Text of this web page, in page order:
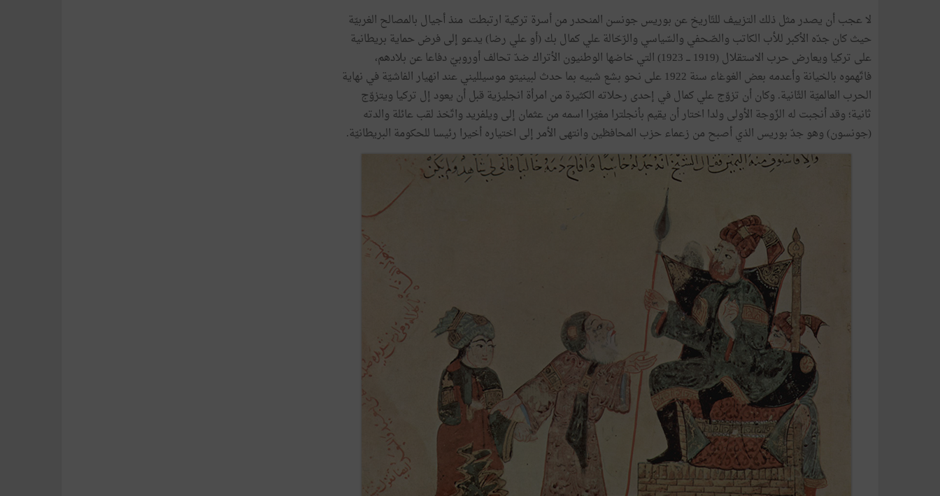
لا عجب أن يصدر مثل ذلك التزييف للتّاريخ عن بوريس جونسن المنحدر من أسرة تركية ارتبطت منذ أجيال بالمصالح الغربيّة
حيث كان جدّه الأكبر للأب الكاتب والصّحفي والسّياسي والرّحّالة علي كمال بك (أو علي رضا) يدعو إلى فرض حماية بريطانية
على تركيا ويعارض حرب الاستقلال (1919 ـــ 1923) التي خاضها الوطنيون الأتراك ضدّ تحالف أوروبيّ دفاعا عن بلادهم،
فاتّهموه بالخيانة وأعدمه بعض الغوغاء سنة 1922 على نحو بشع شبيه بما حدث لبينيتو موسيلليني عند انهيار الفاشيّة في نهاية
الحرب العالميّة الثّانية. وكان أن تزوّج علي كمال في إحدى رحلاته الكثيرة من امرأة انجليزية قبل أن يعود إل تركيا ويتزوّج
ثانية؛ وقد أنجبت له الزّوجة الأولى ولدا اختار أن يقيم بأنجلترا مغيّرا اسمه من عثمان إلى ويلفريد واتّخذ لقب عائلة والدته
(جونسون) وهو جدّ بوريس الذي أصبح من زعماء حزب المحافظين وانتهى الأمر إلى اختياره أخيرا رئيسا للحكومة البريطانيّة.